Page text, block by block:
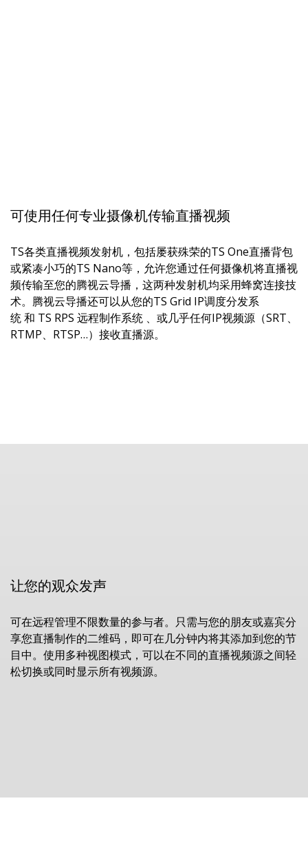
可使用任何专业摄像机传输直播视频
TS各类直播视频发射机，包括屡获殊荣的TS One直播背包
或紧凑小巧的TS Nano等，允许您通过任何摄像机将直播视
频传输至您的腾视云导播，这两种发射机均采用蜂窝连接技
术。腾视云导播还可以从您的TS Grid IP调度分发系
统 和 TS RPS 远程制作系统 、或几乎任何IP视频源（SRT、
RTMP、RTSP…）接收直播源。
让您的观众发声
可在远程管理不限数量的参与者。只需与您的朋友或嘉宾分
享您直播制作的二维码，即可在几分钟内将其添加到您的节
目中。使用多种视图模式，可以在不同的直播视频源之间轻
松切换或同时显示所有视频源。